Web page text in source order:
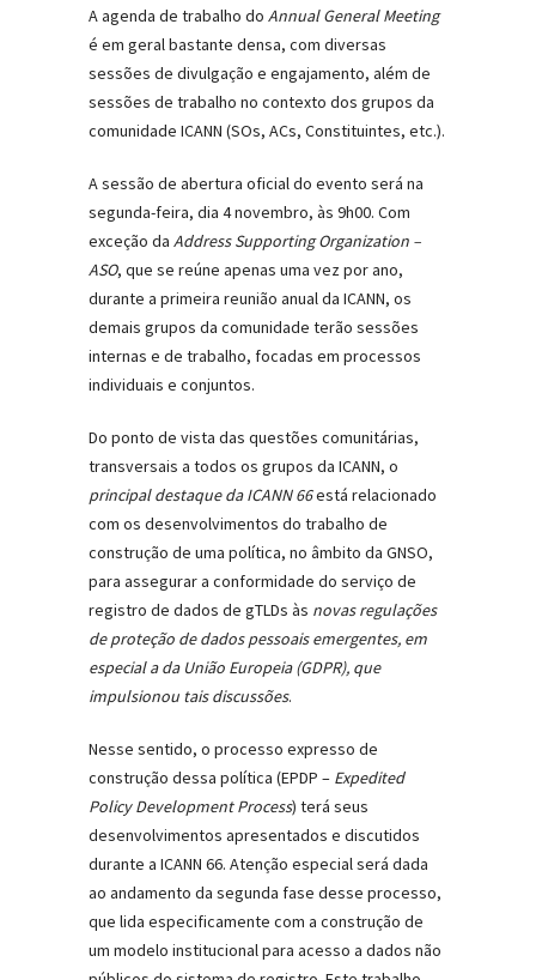
A agenda de trabalho do Annual General Meeting
é em geral bastante densa, com diversas
sessões de divulgação e engajamento, além de
sessões de trabalho no contexto dos grupos da
comunidade ICANN (SOs, ACs, Constituintes, etc.).
A sessão de abertura oficial do evento será na
segunda-feira, dia 4 novembro, às 9h00. Com
exceção da Address Supporting Organization –
ASO, que se reúne apenas uma vez por ano,
durante a primeira reunião anual da ICANN, os
demais grupos da comunidade terão sessões
internas e de trabalho, focadas em processos
individuais e conjuntos.
Do ponto de vista das questões comunitárias,
transversais a todos os grupos da ICANN, o
principal destaque da ICANN 66está relacionado
com os desenvolvimentos do trabalho de
construção de uma política, no âmbito da GNSO,
para assegurar a conformidade do serviço de
registro de dados de gTLDs às novas regulações
de proteção de dados pessoais emergentes, em
especial a da União Europeia (GDPR), que
impulsionou tais discussões.
Nesse sentido, o processo expresso de
construção dessa política (EPDP – Expedited
Policy Development Process) terá seus
desenvolvimentos apresentados e discutidos
durante a ICANN 66. Atenção especial será dada
ao andamento da segunda fase desse processo,
que lida especificamente com a construção de
um modelo institucional para acesso a dados não